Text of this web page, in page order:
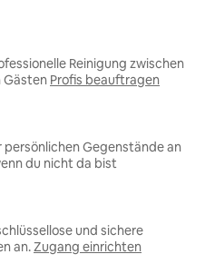
Reinigung zwischen
Gästen Profis beauftragen
Gegenstände an
du nicht da bist
und sichere
an.Zugang einrichten